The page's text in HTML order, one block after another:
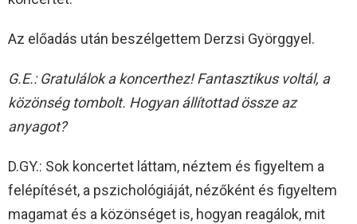
Az előadás után beszélgettem Derzsi Györggyel.
G.E.: Gratulálok a koncerthez! Fantasztikus voltál, a
közönség tombolt. Hogyan állítottad össze az
anyagot?
D.GY.: Sok koncertet láttam, néztem és figyeltem a
felépítését, a pszichológiáját, nézőként és figyeltem
magamat és a közönséget is, hogyan reagálok, mit